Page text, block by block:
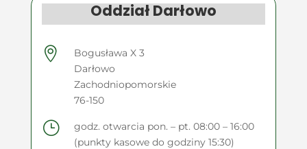
Oddział Darłowo

Bogusława X 3
Darłowo
Zachodniopomorskie
76-150
}
godz. otwarcia pon. – pt. 08:00 – 16:00
(punkty kasowe do godziny 15:30)